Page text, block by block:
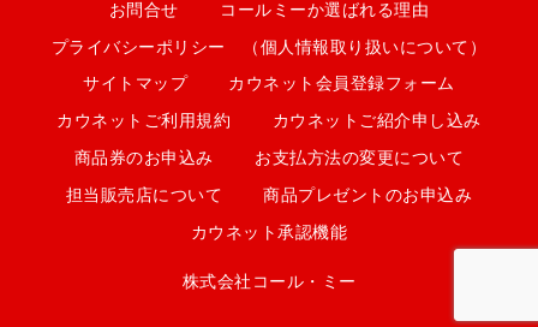
お問合せ コールミーか選ばれる理由
プライバシーポリシー （個人情報取り扱いについて）
サイトマップ カウネット会員登録フォーム
カウネットご利用規約 カウネットご紹介申し込み
商品券のお申込み お支払方法の変更について
担当販売店について 商品プレゼントのお申込み
カウネット承認機能
株式会社コール・ミー